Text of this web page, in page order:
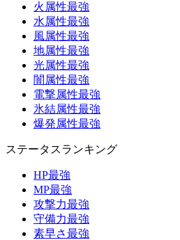
火属性最強
水属性最強
風属性最強
地属性最強
光属性最強
闇属性最強
電撃属性最強
氷結属性最強
爆発属性最強
ステータスランキング
HP最強
MP最強
攻撃力最強
守備力最強
素早さ最強